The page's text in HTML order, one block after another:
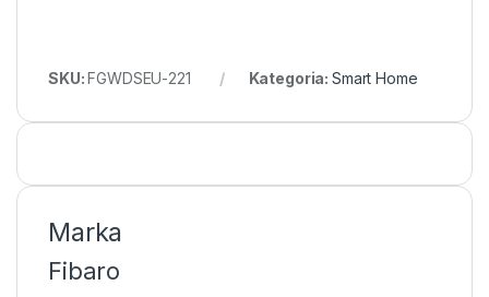
SKU:FGWDSEU-221 Kategoria: Smart Home
Marka
Fibaro